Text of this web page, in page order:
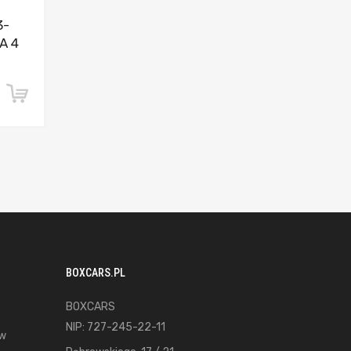
4
BOXCARS.PL
BOXCARS
NIP: 727-245-22-11